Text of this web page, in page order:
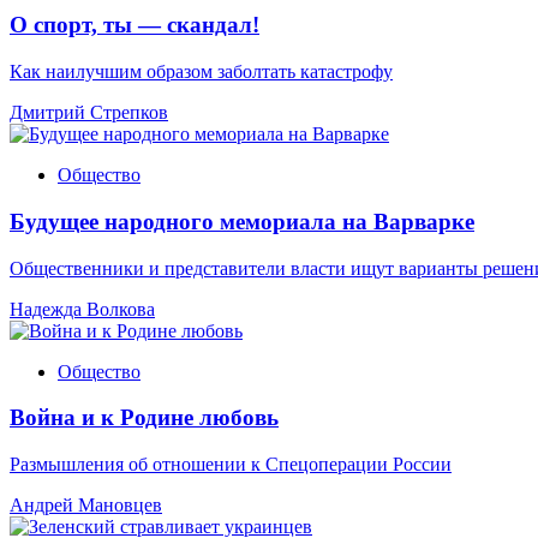
О спорт, ты — скандал!
Как наилучшим образом заболтать катастрофу
Дмитрий Стрепков
Общество
Будущее народного мемориала на Варварке
Общественники и представители власти ищут варианты
Надежда Волкова
Общество
Война и к Родине любовь
Размышления об отношении к Спецоперации России
Андрей Мановцев